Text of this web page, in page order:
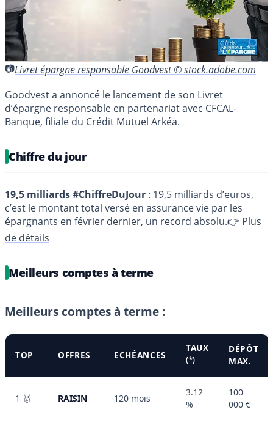
Livret épargne responsable Goodvest © stock.adobe.com
Goodvest a annoncé le lancement de son Livret
d’épargne responsable en partenariat avec CFCAL-
Banque, filiale du Crédit Mutuel Arkéa.
Chiffre du jour
19,5 milliards #ChiffreDuJour : 19,5 milliards d’euros,
c’est le montant total versé en assurance vie par les
épargnants en février dernier, un record absolu.👉 Plus
de détails
Meilleurs comptes à terme
Meilleurs comptes à terme :
TOP OFFRES ECHÉANCES
TAUX
(*)
DÉPÔT
MAX.
1 🥇 RAISIN 120 mois
3.12
%
100
000 €